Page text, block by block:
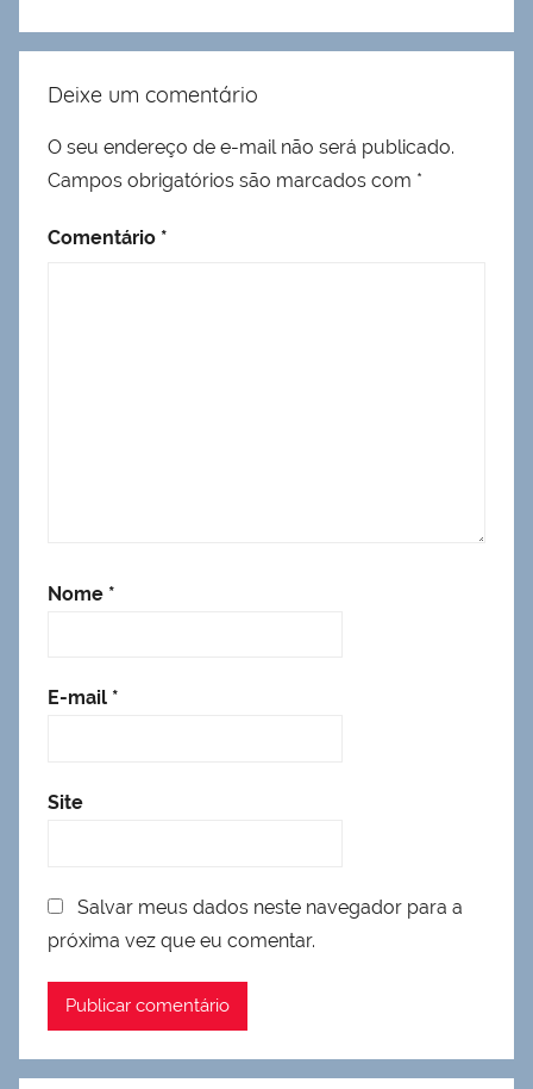
Deixe um comentário
O seu endereço de e-mail não será publicado.
Campos obrigatórios são marcados com *
Comentário *
Nome *
E-mail *
Site
Salvar meus dados neste navegador para a
próxima vez que eu comentar.